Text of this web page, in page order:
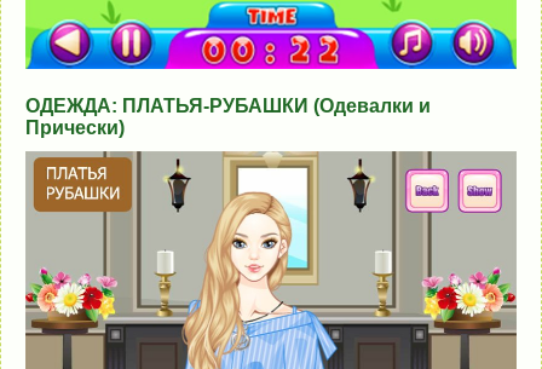
ОДЕЖДА: ПЛАТЬЯ-РУБАШКИ (Одевалки и
Прически)